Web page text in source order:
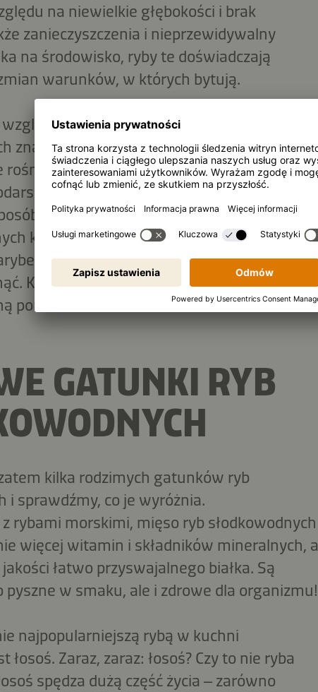
na niewielkie głębokości i brak
zanieczyszczenia i nieprzewidywalny
na środowisko, ryby te doświadczają
warunków, w których bytują.
zasoby ryb w ostatnich
znacznie się skurczyły. Mimo to popyt na
rośnie. Podaż jest więc zapewniana przez
Ryby słodkowodne łowi się nie tylko
czyli za pomocą wędki, ale także przy
koszy i pułapek na ryby. Hodowcy
w wodach, w których może on
Kiedy ryby osiągną już odpowiedni
ponownie złowione w trakcie odłowu.
GATUNKI RYB
kilka rodzimych gatunków ryb
i sprawdźmy, co je wyróżnia.
rybami morskimi, mięso ryb słodkowodnych
więcej witamin i składników mineralnych, a
łatwo przyswajalnego białka. Są
pyszne w smaku, ale i zdrowe dla organizmu!
najpopularniejszą rybą w kuchni
łosoś. Zaraz, zaraz: łosoś? Czy to nie ryba
spędza dużą część życia – zarówno